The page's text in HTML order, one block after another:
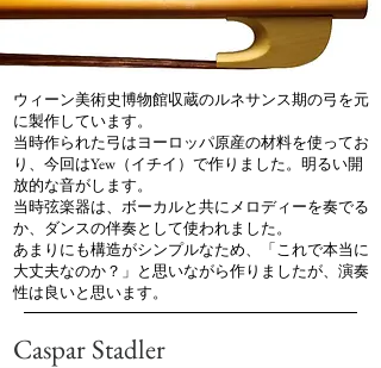
ウィーン美術史博物館収蔵のルネサンス期の弓を元
に製作しています。
当時作られた弓はヨーロッパ原産の材料を使ってお
り、今回はYew（イチイ）で作りました。明るい開
放的な音がします。
​当時弦楽器は、ボーカルと共にメロディーを奏でる
か、ダンスの伴奏として使われました。
あまりにも構造がシンプルなため、「これで本当に
大丈夫なのか？」と思いながら作りましたが、演奏
性は良いと思います。
Caspar Stadler